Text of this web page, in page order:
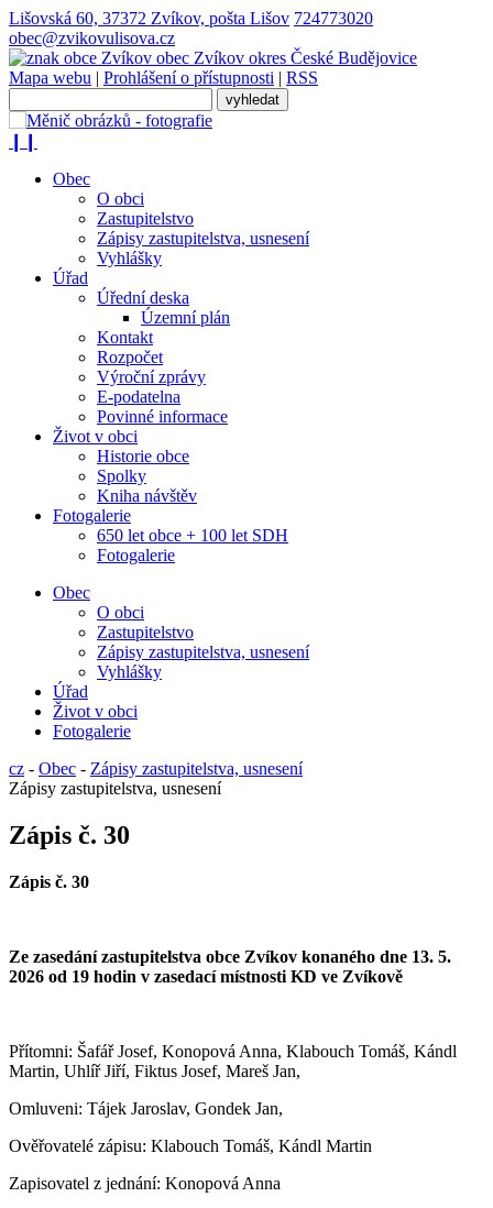
Lišovská 60, 37372 Zvíkov, pošta Lišov 724773020
obec@zvikovulisova.cz
obec Zvíkov okres České Budějovice
Mapa webu | Prohlášení o přístupnosti | RSS
Obec
O obci
Zastupitelstvo
Zápisy zastupitelstva, usnesení
Vyhlášky
Úřad
Úřední deska
Územní plán
Kontakt
Rozpočet
Výroční zprávy
E-podatelna
Povinné informace
Život v obci
Historie obce
Spolky
Kniha návštěv
Fotogalerie
650 let obce + 100 let SDH
Fotogalerie
Obec
O obci
Zastupitelstvo
Zápisy zastupitelstva, usnesení
Vyhlášky
Úřad
Život v obci
Fotogalerie
cz - Obec - Zápisy zastupitelstva, usnesení
Zápisy zastupitelstva, usnesení
Zápis č. 30
Zápis č. 30
Ze zasedání zastupitelstva obce Zvíkov konaného dne 13. 5.
2026 od 19 hodin v zasedací místnosti KD ve Zvíkově
Přítomni: Šafář Josef, Konopová Anna, Klabouch Tomáš, Kándl
Martin, Uhlíř Jiří, Fiktus Josef, Mareš Jan,
Omluveni: Tájek Jaroslav, Gondek Jan,
Ověřovatelé zápisu: Klabouch Tomáš, Kándl Martin
Zapisovatel z jednání: Konopová Anna